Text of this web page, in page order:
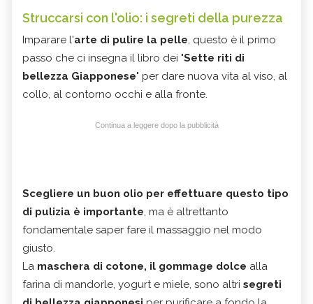
Struccarsi con l'olio: i segreti della purezza
Imparare l'arte di pulire la pelle, questo è il primo
passo che ci insegna il libro dei "Sette riti di
bellezza Giapponese" per dare nuova vita al viso, al
collo, al contorno occhi e alla fronte.
Continua a leggere dopo la pubblicità
Scegliere un buon olio per effettuare questo tipo
di pulizia è importante, ma è altrettanto
fondamentale saper fare il massaggio nel modo
giusto.
La maschera di cotone, il gommage dolce alla
farina di mandorle, yogurt e miele, sono altri segreti